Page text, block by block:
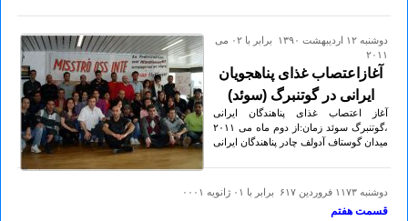
دوشنبه ۱۲ ارديبهشت ۱۳۹۰ برابر با ۰۲ می
۲۰۱۱
آغازاعتصاب غذای پناهجویان
ایرانی در گوتنبرگ (سوئد)
آغاز اعتصاب غذای پناهندگان ایرانی
،گوتنبرگ سوئد زمان:از دوم ماه می ۲٠۱۱
میدان گوستاف آدولف چادر پناهندگان ایرانی
دوشنبه ۱۱۷۳ فروردين ۶۱۷ برابر با ۰۱ ژانويه ۰۰۰۱
قسمت هفتم